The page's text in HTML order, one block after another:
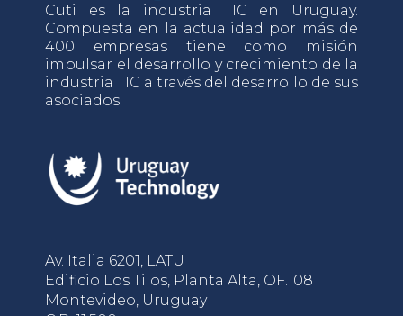
Cuti es la industria TIC en Uruguay.
Compuesta en la actualidad por más de
400 empresas tiene como misión
impulsar el desarrollo y crecimiento de la
industria TIC a través del desarrollo de sus
asociados.
Av. Italia 6201, LATU
Edificio Los Tilos, Planta Alta, OF.108
Montevideo, Uruguay